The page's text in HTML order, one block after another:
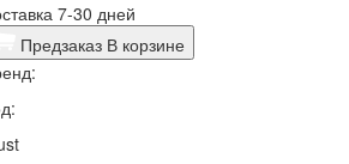
7-30 дней
Предзаказ В корзине